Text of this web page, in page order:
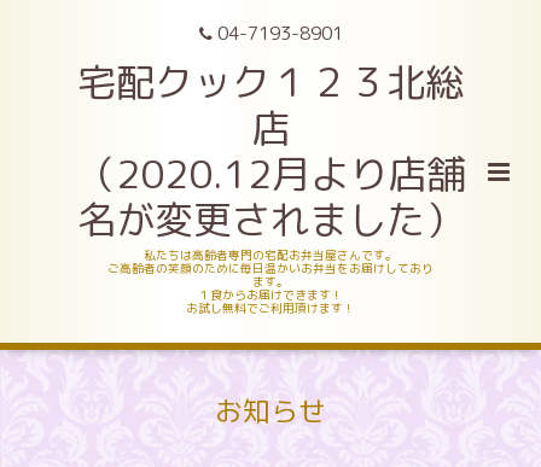
04-7193-8901
宅配クック１２３北総
店
（2020.12月より店舗
名が変更されました）
私たちは高齢者専門の宅配お弁当屋さんです。
ご高齢者の笑顔のために毎日温かいお弁当をお届けしており
ます。
１食からお届けできます！
お試し無料でご利用頂けます！
お知らせ